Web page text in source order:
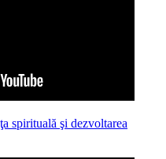
spirituală şi dezvoltarea